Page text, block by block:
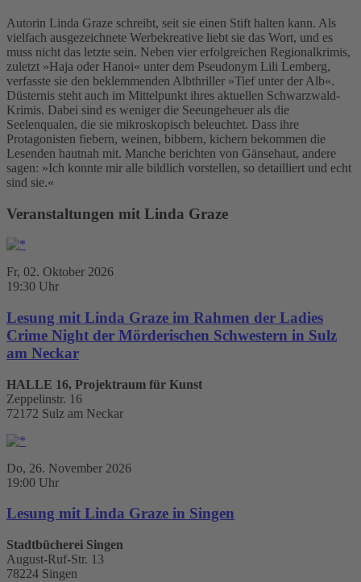
Autorin Linda Graze schreibt, seit sie einen Stift halten kann. Als
vielfach ausgezeichnete Werbekreative liebt sie das Wort, und es
muss nicht das letzte sein. Neben vier erfolgreichen Regionalkrimis,
zuletzt »Haja oder Hanoi« unter dem Pseudonym Lili Lemberg,
verfasste sie den beklemmenden Albthriller »Tief unter der Alb«.
Düsternis steht auch im Mittelpunkt ihres aktuellen Schwarzwald-
Krimis. Dabei sind es weniger die Seeungeheuer als die
Seelenqualen, die sie mikroskopisch beleuchtet. Dass ihre
Protagonisten fiebern, weinen, bibbern, kichern bekommen die
Lesenden hautnah mit. Manche berichten von Gänsehaut, andere
sagen: »Ich konnte mir alle bildlich vorstellen, so detailliert und echt
sind sie.«
Veranstaltungen mit Linda Graze
Fr, 02. Oktober 2026
19:30 Uhr
Lesung mit Linda Graze im Rahmen der Ladies
Crime Night der Mörderischen Schwestern in Sulz
am Neckar
HALLE 16, Projektraum für Kunst
Zeppelinstr. 16
72172 Sulz am Neckar
Do, 26. November 2026
19:00 Uhr
Lesung mit Linda Graze in Singen
Stadtbücherei Singen
August-Ruf-Str. 13
78224 Singen